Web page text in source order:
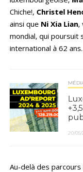
Chiche!, Christel
ainsi que Ni Xia Lian,
mondial, qui poursuit
international à 62 ans.
20/
Au-delà des